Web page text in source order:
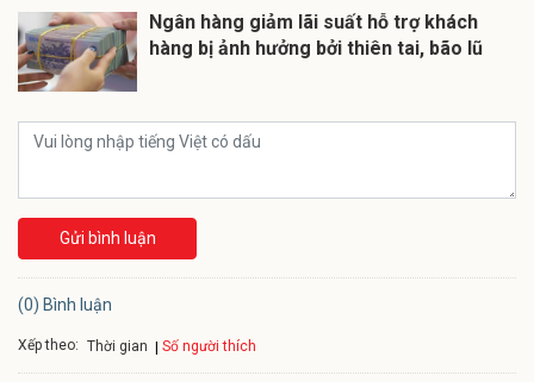
Ngân hàng giảm lãi suất hỗ trợ khách
hàng bị ảnh hưởng bởi thiên tai, bão lũ
Gửi bình luận
(0) Bình luận
Xếp theo: Thời gian Số người thích